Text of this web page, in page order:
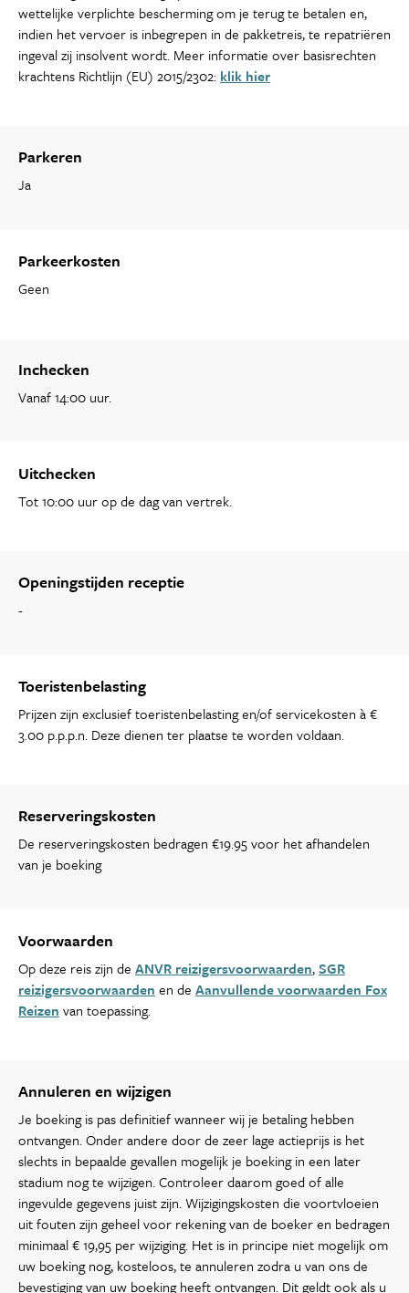
wettelijke verplichte bescherming om je terug te betalen en,
indien het vervoer is inbegrepen in de pakketreis, te repatriëren
ingeval zij insolvent wordt. Meer informatie over basisrechten
krachtens Richtlijn (EU) 2015/2302: klik hier
Parkeren
Ja
Parkeerkosten
Geen
Inchecken
Vanaf 14:00 uur.
Uitchecken
Tot 10:00 uur op de dag van vertrek.
Openingstijden receptie
-
Toeristenbelasting
Prijzen zijn exclusief toeristenbelasting en/of servicekosten à €
3.00 p.p.p.n. Deze dienen ter plaatse te worden voldaan.
Reserveringskosten
De reserveringskosten bedragen €19.95 voor het afhandelen
van je boeking
Voorwaarden
Op deze reis zijn de ANVR reizigersvoorwaarden,SGR
reizigersvoorwaarden en de Aanvullende voorwaarden Fox
Reizen van toepassing.
Annuleren en wijzigen
Je boeking is pas definitief wanneer wij je betaling hebben
ontvangen. Onder andere door de zeer lage actieprijs is het
slechts in bepaalde gevallen mogelijk je boeking in een later
stadium nog te wijzigen. Controleer daarom goed of alle
ingevulde gegevens juist zijn. Wijzigingskosten die voortvloeien
uit fouten zijn geheel voor rekening van de boeker en bedragen
minimaal € 19,95 per wijziging. Het is in principe niet mogelijk om
uw boeking nog, kosteloos, te annuleren zodra u van ons de
bevestiging van uw boeking heeft ontvangen. Dit geldt ook als u